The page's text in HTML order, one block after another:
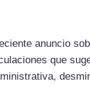
anuncio
que